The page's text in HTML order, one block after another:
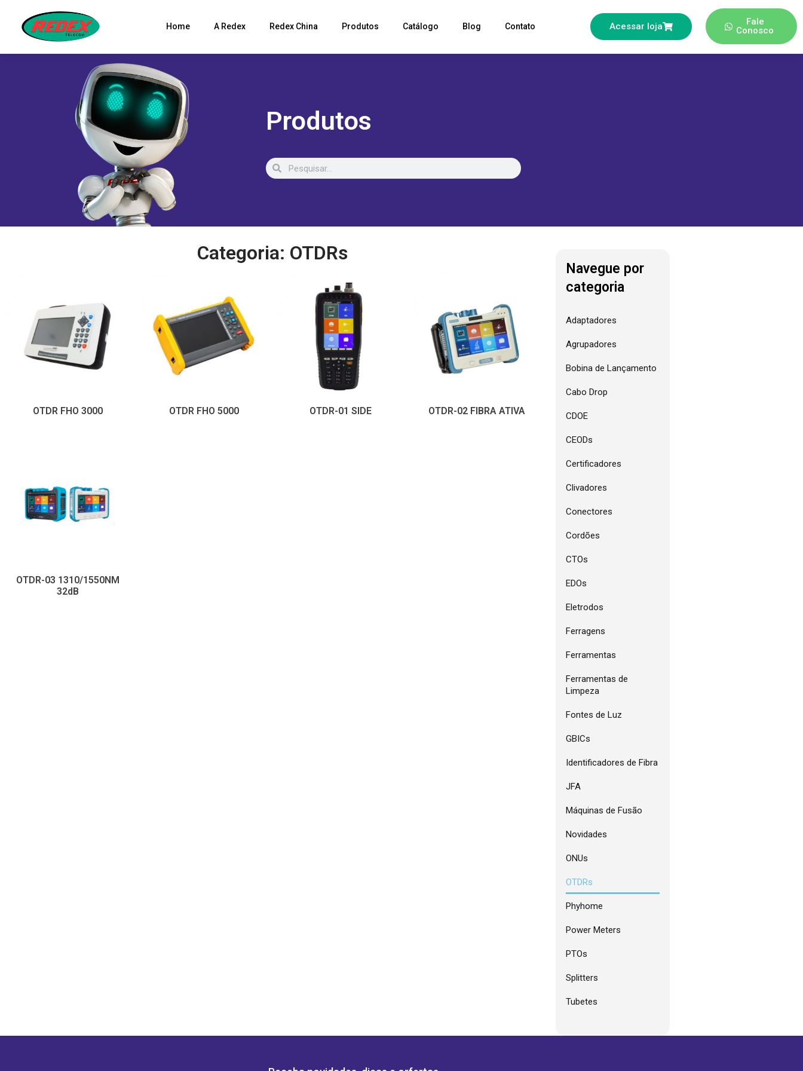
Home A Redex Redex China Produtos Catálogo Blog Contato Acessar loja
Fale
Conosco
Produtos
Categoria: OTDRs
OTDR FHO 3000 OTDR FHO 5000 OTDR-01 SIDE OTDR-02 FIBRA ATIVA
OTDR-03 1310/1550NM
32dB
Navegue por
categoria
Adaptadores
Agrupadores
Bobina de Lançamento
Cabo Drop
CDOE
CEODs
Certificadores
Clivadores
Conectores
Cordões
CTOs
EDOs
Eletrodos
Ferragens
Ferramentas
Ferramentas de
Limpeza
Fontes de Luz
GBICs
Identificadores de Fibra
JFA
Máquinas de Fusão
Novidades
ONUs
OTDRs
Phyhome
Power Meters
PTOs
Splitters
Tubetes